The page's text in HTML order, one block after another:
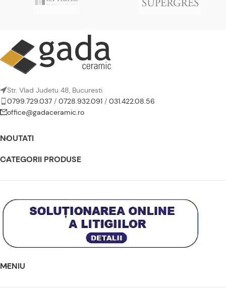
Str. Vlad Judetu 48, Bucuresti
0799.729.037 / 0728.932.091 / 031.422.08.56
office@gadaceramic.ro
NOUTATI
CATEGORII PRODUSE
MENIU